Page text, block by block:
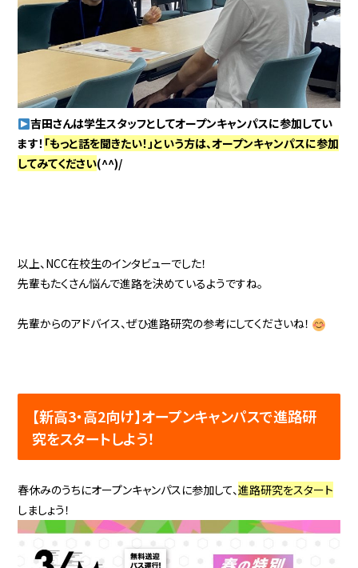
吉田さんは学生スタッフとしてオープンキャンパスに参加してい
ます！ 「もっと話を聞きたい！」という方は、オープンキャンパスに参加
してみてください(^^)/
以上、NCC在校生のインタビューでした！
先輩もたくさん悩んで進路を決めているようですね。
先輩からのアドバイス、ぜひ進路研究の参考にしてくださいね！
【新高3・高2向け】オープンキャンパスで進路研
究をスタートしよう！
春休みのうちにオープンキャンパスに参加して、進路研究をスタート
しましょう！